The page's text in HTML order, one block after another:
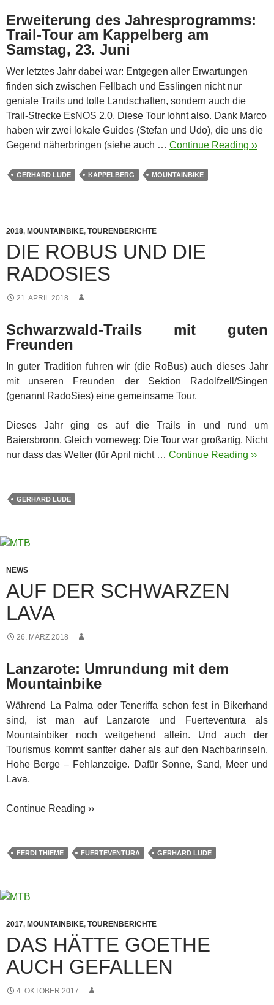
Erweiterung des Jahresprogramms:
Trail-Tour am Kappelberg am
Samstag, 23. Juni
Wer letztes Jahr dabei war: Entgegen aller Erwartungen
finden sich zwischen Fellbach und Esslingen nicht nur
geniale Trails und tolle Landschaften, sondern auch die
Trail-Strecke EsNOS 2.0. Diese Tour lohnt also. Dank Marco
haben wir zwei lokale Guides (Stefan und Udo), die uns die
Gegend näherbringen (siehe auch … Continue Reading ››
GERHARD LUDE KAPPELBERG MOUNTAINBIKE
2018, MOUNTAINBIKE, TOURENBERICHTE
DIE ROBUS UND DIE
RADOSIES
21. APRIL 2018
Schwarzwald-Trails mit guten
Freunden
In guter Tradition fuhren wir (die RoBus) auch dieses Jahr
mit unseren Freunden der Sektion Radolfzell/Singen
(genannt RadoSies) eine gemeinsame Tour.
Dieses Jahr ging es auf die Trails in und rund um
Baiersbronn. Gleich vorneweg: Die Tour war großartig. Nicht
nur dass das Wetter (für April nicht … Continue Reading ››
GERHARD LUDE
NEWS
AUF DER SCHWARZEN
LAVA
26. MÄRZ 2018
Lanzarote: Umrundung mit dem
Mountainbike
Während La Palma oder Teneriffa schon fest in Bikerhand
sind, ist man auf Lanzarote und Fuerteventura als
Mountainbiker noch weitgehend allein. Und auch der
Tourismus kommt sanfter daher als auf den Nachbarinseln.
Hohe Berge – Fehlanzeige. Dafür Sonne, Sand, Meer und
Lava.
Continue Reading ››
FERDI THIEME FUERTEVENTURA GERHARD LUDE
2017, MOUNTAINBIKE, TOURENBERICHTE
DAS HÄTTE GOETHE
AUCH GEFALLEN
4. OKTOBER 2017